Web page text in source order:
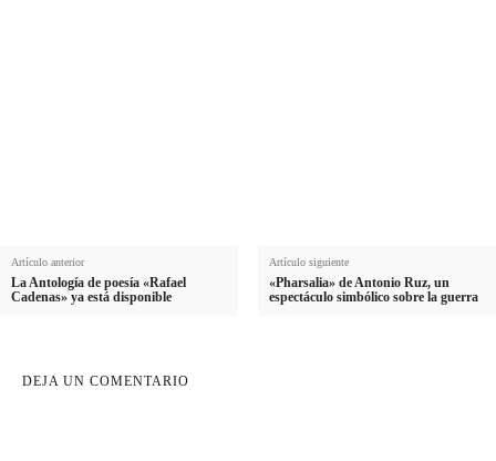
Artículo anterior
La Antología de poesía «Rafael
Cadenas» ya está disponible
Artículo siguiente
«Pharsalia» de Antonio Ruz, un
espectáculo simbólico sobre la guerra
DEJA UN COMENTARIO